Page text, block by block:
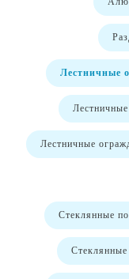
Лестничные
Лестничные
Стеклянные
Стеклянные